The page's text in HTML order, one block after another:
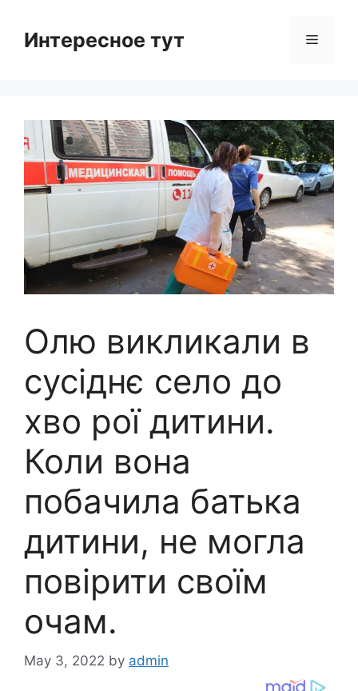
contentИнтересное тут Menu
Олю викликали в
сусіднє село до
хво рої дитини.
Коли вона
побачила батька
дитини, не могла
повірити своїм
очам.
May 3, 2022 by admin